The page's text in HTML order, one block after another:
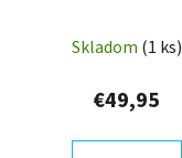
Skladom (1 ks)
€49,95